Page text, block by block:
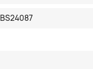
BS24087